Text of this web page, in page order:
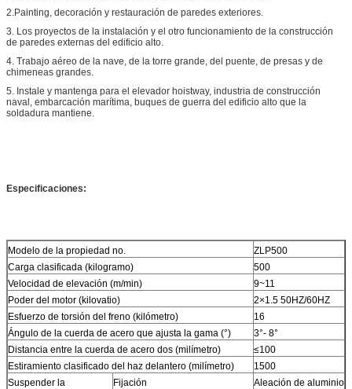
2.Painting, decoración y restauración de paredes exteriores.
3. Los proyectos de la instalación y el otro funcionamiento de la construcción
de paredes externas del edificio alto.
4. Trabajo aéreo de la nave, de la torre grande, del puente, de presas y de
chimeneas grandes.
5. Instale y mantenga para el elevador hoistway, industria de construcción
naval, embarcación marítima, buques de guerra del edificio alto que la
soldadura mantiene.
Especificaciones:
Modelo de la propiedad no.
ZLP500
Carga clasificada (kilogramo)
500
Velocidad de elevación (m/min)
9~11
Poder del motor (kilovatio)
2×1.5 50HZ/60HZ
Esfuerzo de torsión del freno (kilómetro)
16
Ángulo de la cuerda de acero que ajusta la gama (°)
3°- 8°
Distancia entre la cuerda de acero dos (milímetro)
≤100
Estiramiento clasificado del haz delantero (milímetro)
1500
Suspender la
Fijación
Aleación de aluminio